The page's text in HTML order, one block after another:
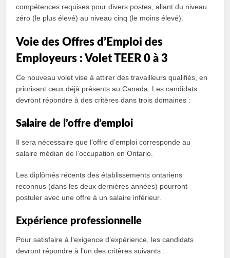
compétences requises pour divers postes, allant du niveau
zéro (le plus élevé) au niveau cinq (le moins élevé).
Voie des Offres d’Emploi des
Employeurs : Volet TEER 0 à 3
Ce nouveau volet vise à attirer des travailleurs qualifiés, en
priorisant ceux déjà présents au Canada. Les candidats
devront répondre à des critères dans trois domaines :
Salaire de l’offre d’emploi
Il sera nécessaire que l’offre d’emploi corresponde au
salaire médian de l’occupation en Ontario.
Les diplômés récents des établissements ontariens
reconnus (dans les deux dernières années) pourront
postuler avec une offre à un salaire inférieur.
Expérience professionnelle
Pour satisfaire à l’exigence d’expérience, les candidats
devront répondre à l’un des critères suivants :